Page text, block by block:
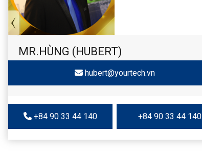
MR.HÙNG (HUBERT)
hubert@yourtech.vn
+84 90 33 44 140 +84 90 33 44 140